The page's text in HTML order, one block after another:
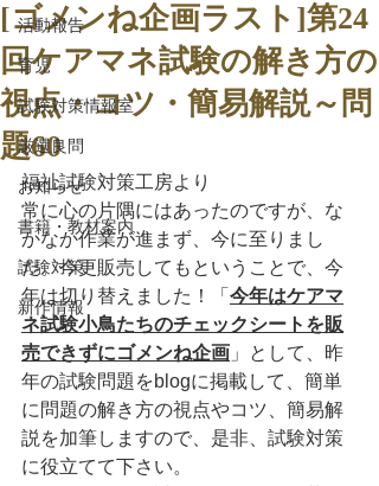
活動報告
育児
試験対策情報室
厳選良問
お知らせ
書籍・教材案内
試験対策
新作情報
[ゴメンね企画ラスト]第24
回ケアマネ試験の解き方の
視点・コツ・簡易解説～問
題60
福祉試験対策工房より
常に心の片隅にはあったのですが、な
かなか作業が進まず、今に至りまし
た。今更販売してもということで、今
年は切り替えました！「 今年はケアマ
ネ試験小鳥たちのチェックシートを販
売できずにゴメンね企画 」として、昨
年の試験問題をblogに掲載して、簡単
に問題の解き方の視点やコツ、簡易解
説を加筆しますので、是非、試験対策
に役立てて下さい。